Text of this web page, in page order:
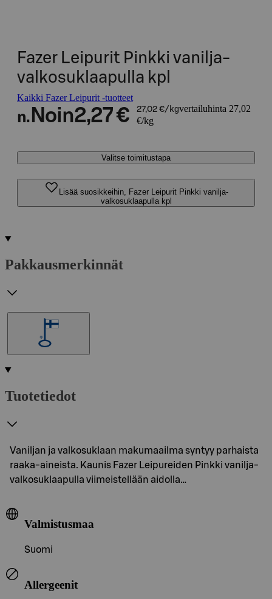
Fazer Leipurit Pinkki vanilja-
valkosuklaapulla kpl
Kaikki Fazer Leipurit -tuotteet
n. Noin2,27 € 27,02 €/kgvertailuhinta 27,02
€/kg
Valitse toimitustapa
Lisää suosikkeihin, Fazer Leipurit Pinkki vanilja-
valkosuklaapulla kpl
Pakkausmerkinnät
Tuotetiedot
Vaniljan ja valkosuklaan makumaailma syntyy parhaista
raaka-aineista. Kaunis Fazer Leipureiden Pinkki vanilja-
valkosuklaapulla viimeistellään aidolla…
Valmistusmaa
Suomi
Allergeenit